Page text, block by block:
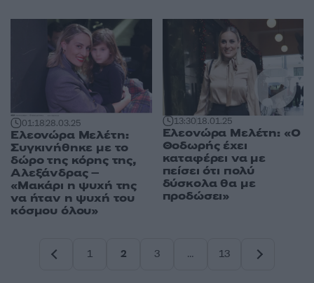
01:1828.03.25
Ελεονώρα Μελέτη:
Συγκινήθηκε με το
δώρο της κόρης της,
Αλεξάνδρας –
«Μακάρι η ψυχή της
να ήταν η ψυχή του
κόσμου όλου»
13:3018.01.25
Ελεονώρα Μελέτη: «Ο
Θοδωρής έχει
καταφέρει να με
πείσει ότι πολύ
δύσκολα θα με
προδώσει»
1
2
3
…
13